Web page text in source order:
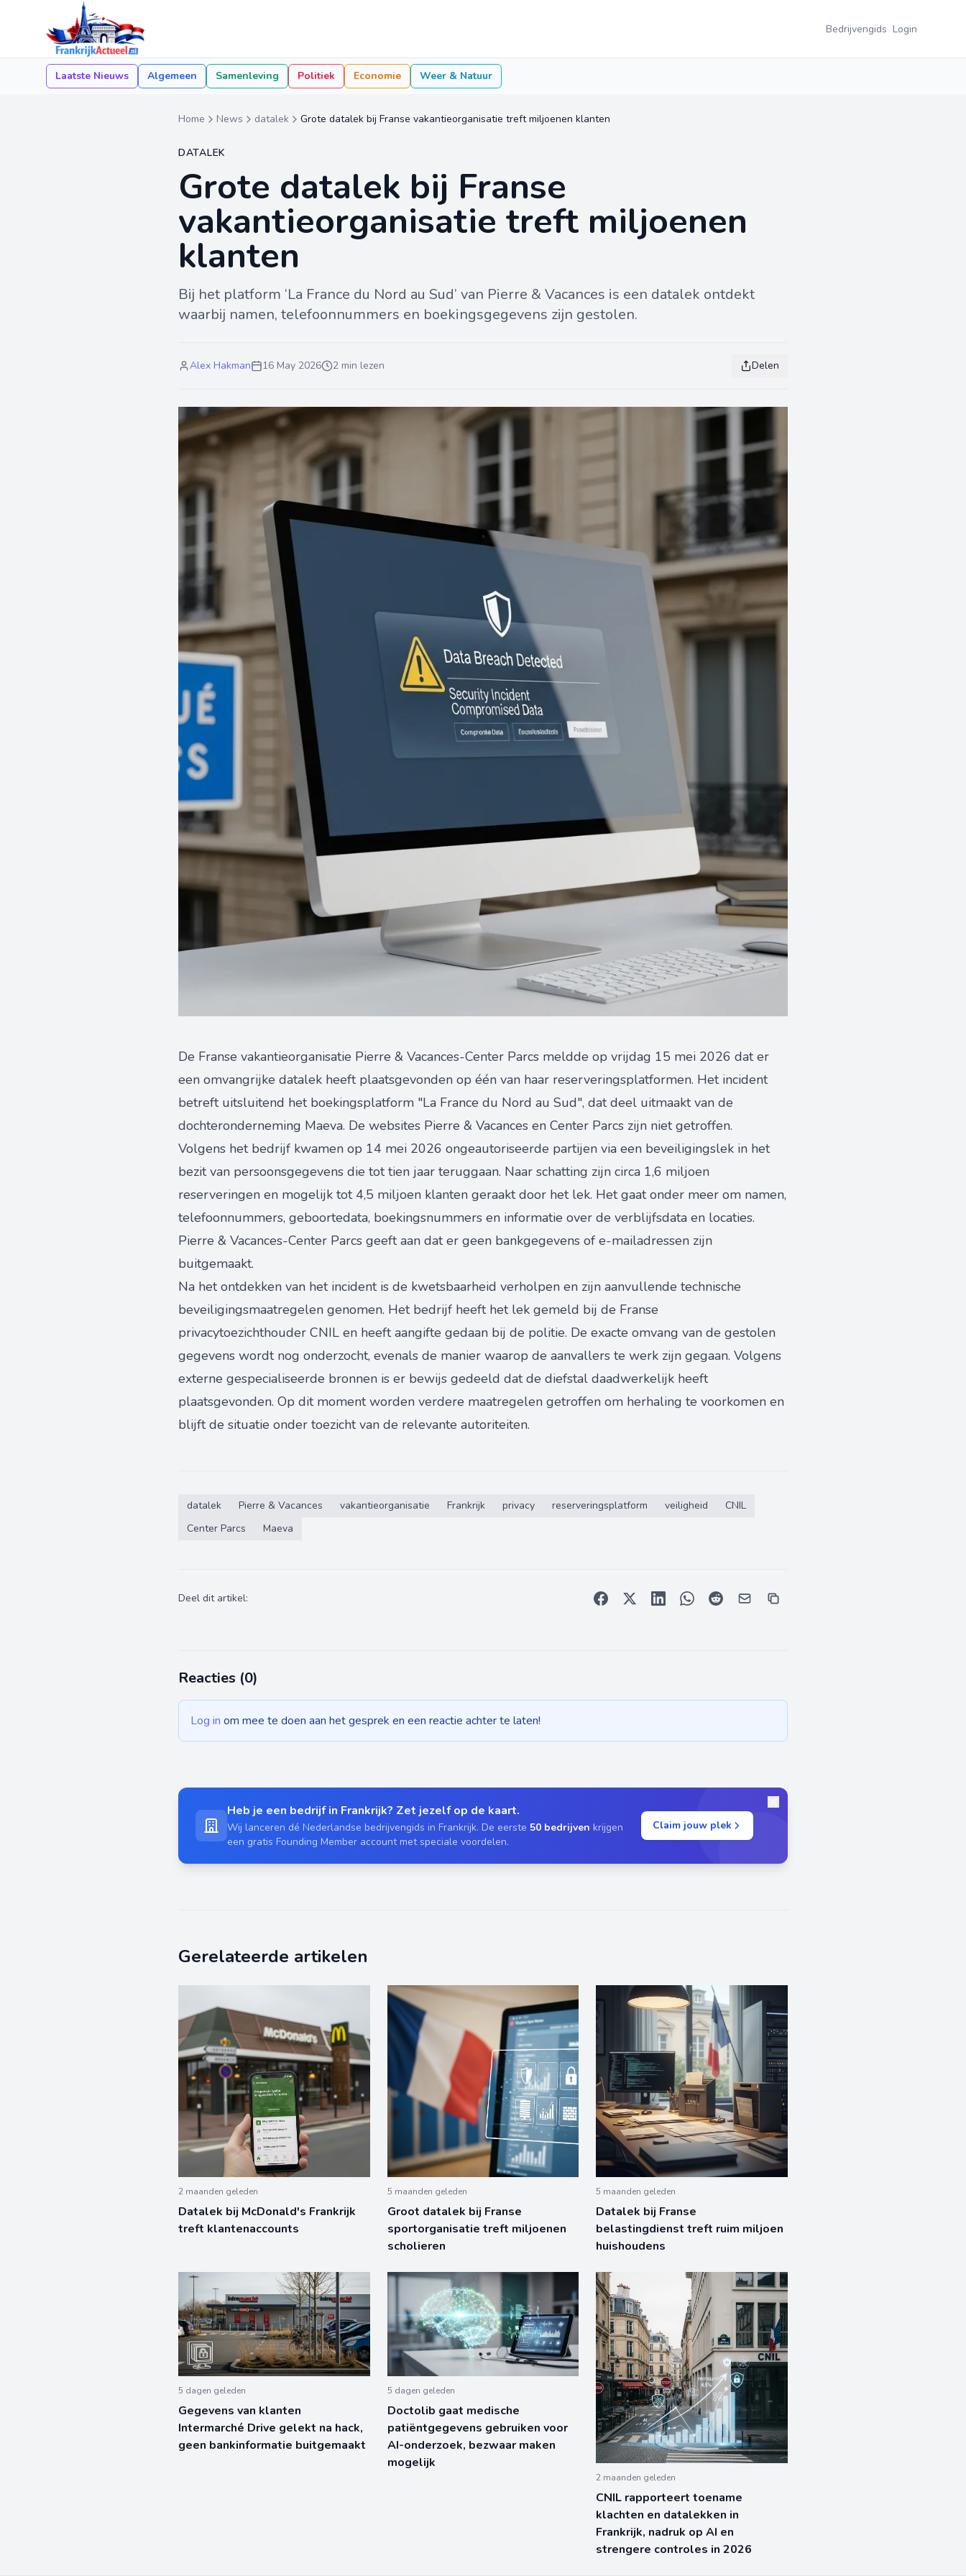
Bedrijvengids Login
Laatste Nieuws Algemeen Samenleving Politiek Economie Weer & Natuur
Home News datalek Grote datalek bij Franse vakantieorganisatie treft miljoenen klanten
DATALEK
Grote datalek bij Franse
vakantieorganisatie treft miljoenen
klanten
Bij het platform ‘La France du Nord au Sud’ van Pierre & Vacances is een datalek ontdekt
waarbij namen, telefoonnummers en boekingsgegevens zijn gestolen.
Alex Hakman 16 May 2026 2 min lezen Delen
De Franse vakantieorganisatie Pierre & Vacances-Center Parcs meldde op vrijdag 15 mei 2026 dat er
een omvangrijke datalek heeft plaatsgevonden op één van haar reserveringsplatformen. Het incident
betreft uitsluitend het boekingsplatform "La France du Nord au Sud", dat deel uitmaakt van de
dochteronderneming Maeva. De websites Pierre & Vacances en Center Parcs zijn niet getroffen.
Volgens het bedrijf kwamen op 14 mei 2026 ongeautoriseerde partijen via een beveiligingslek in het
bezit van persoonsgegevens die tot tien jaar teruggaan. Naar schatting zijn circa 1,6 miljoen
reserveringen en mogelijk tot 4,5 miljoen klanten geraakt door het lek. Het gaat onder meer om namen,
telefoonnummers, geboortedata, boekingsnummers en informatie over de verblijfsdata en locaties.
Pierre & Vacances-Center Parcs geeft aan dat er geen bankgegevens of e-mailadressen zijn
buitgemaakt.
Na het ontdekken van het incident is de kwetsbaarheid verholpen en zijn aanvullende technische
beveiligingsmaatregelen genomen. Het bedrijf heeft het lek gemeld bij de Franse
privacytoezichthouder CNIL en heeft aangifte gedaan bij de politie. De exacte omvang van de gestolen
gegevens wordt nog onderzocht, evenals de manier waarop de aanvallers te werk zijn gegaan. Volgens
externe gespecialiseerde bronnen is er bewijs gedeeld dat de diefstal daadwerkelijk heeft
plaatsgevonden. Op dit moment worden verdere maatregelen getroffen om herhaling te voorkomen en
blijft de situatie onder toezicht van de relevante autoriteiten.
datalek Pierre & Vacances vakantieorganisatie Frankrijk privacy reserveringsplatform veiligheid
CNIL
Center Parcs
Maeva
Deel dit artikel:
Reacties (0)
Log in om mee te doen aan het gesprek en een reactie achter te laten!
Heb je een bedrijf in Frankrijk? Zet jezelf op de kaart.
Wij lanceren dé Nederlandse bedrijvengids in Frankrijk. De eerste 50 bedrijven krijgen
een gratis Founding Member account met speciale voordelen.
Claim jouw plek
Gerelateerde artikelen
2 maanden geleden
Datalek bij McDonald's Frankrijk
treft klantenaccounts
5 maanden geleden
Groot datalek bij Franse
sportorganisatie treft miljoenen
scholieren
5 maanden geleden
Datalek bij Franse
belastingdienst treft ruim miljoen
huishoudens
5 dagen geleden
Gegevens van klanten
Intermarché Drive gelekt na hack,
geen bankinformatie buitgemaakt
5 dagen geleden
Doctolib gaat medische
patiëntgegevens gebruiken voor
AI-onderzoek, bezwaar maken
mogelijk
2 maanden geleden
CNIL rapporteert toename
klachten en datalekken in
Frankrijk, nadruk op AI en
strengere controles in 2026